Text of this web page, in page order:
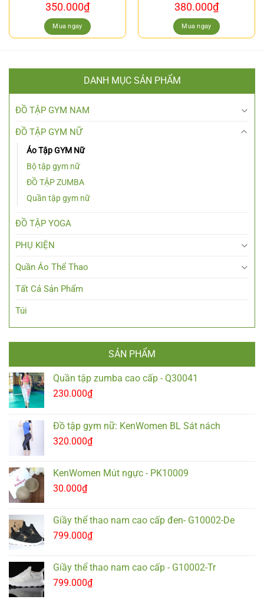
350.000₫
Mua ngay
380.000₫
Mua ngay
DANH MỤC SẢN PHẨM
ĐỒ TẬP GYM NAM
ĐỒ TẬP GYM NỮ
Áo Tập GYM Nữ
Bộ tập gym nữ
ĐỒ TẬP ZUMBA
Quần tập gym nữ
ĐỒ TẬP YOGA
PHỤ KIỆN
Quần Áo Thể Thao
Tất Cả Sản Phẩm
Túi
SẢN PHẨM
Quần tập zumba cao cấp - Q30041
230.000₫
Đồ tập gym nữ: KenWomen BL Sát nách
320.000₫
KenWomen Mút ngực - PK10009
30.000₫
Giầy thể thao nam cao cấp đen- G10002-De
799.000₫
Giầy thể thao nam cao cấp - G10002-Tr
799.000₫